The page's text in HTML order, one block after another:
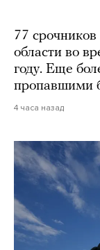
77
области во
году. Еще
пропавшими
4 часа назад